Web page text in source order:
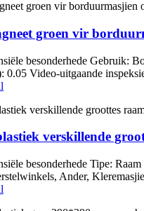
groen vir
besonderhede Gebruik:
0.05 Video-uitgaande
verskillende
besonderhede Tipe:
Ander,